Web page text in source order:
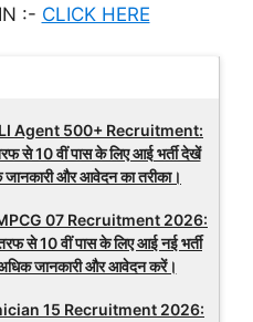
:- CLICK HERE
Agent 500+ Recruitment:
से 10 वीं पास के लिए आई भर्ती देखें
और आवेदन का तरीका।
07 Recruitment 2026:
से 10 वीं पास के लिए आई नई भर्ती
जानकारी और आवेदन करें।
15 Recruitment 2026: